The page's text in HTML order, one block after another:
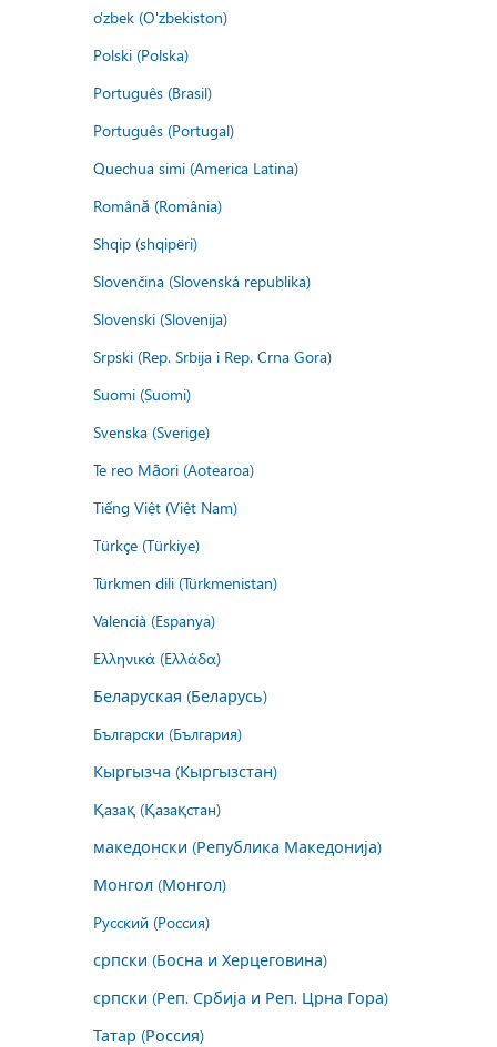
o'zbek (O'zbekiston)
Polski (Polska)
Português (Brasil)
Português (Portugal)
Quechua simi (America Latina)
Română (România)
Shqip (shqipëri)
Slovenčina (Slovenská republika)
Slovenski (Slovenija)
Srpski (Rep. Srbija i Rep. Crna Gora)
Suomi (Suomi)
Svenska (Sverige)
Te reo Māori (Aotearoa)
Tiếng Việt (Việt Nam)
Türkçe (Türkiye)
Türkmen dili (Türkmenistan)
Valencià (Espanya)
Ελληνικά (Ελλάδα)
Беларуская (Беларусь)
Български (България)
Кыргызча (Кыргызстан)
Қазақ (Қазақстан)
македонски (Република Македонија)
Монгол (Монгол)
Русский (Россия)
српски (Босна и Херцеговина)
српски (Реп. Србија и Реп. Црна Гора)
Татар (Россия)